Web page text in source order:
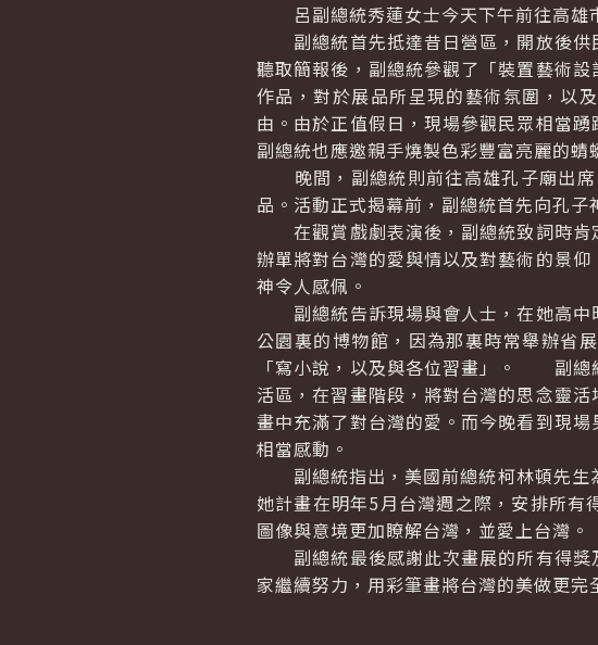
呂副總統秀蓮女士今天下午前往高雄
副總統首先抵達昔日營區，開放後供
聽取簡報後，副總統參觀了「裝置藝術
作品，對於展品所呈現的藝術氛圍，以
由。由於正值假日，現場參觀民眾相當
副總統也應邀親手燒製色彩豐富亮麗的蜻
晚間，副總統則前往高雄孔子廟出席
品。活動正式揭幕前，副總統首先向孔
在觀賞戲劇表演後，副總統致詞時肯
辦單將對台灣的愛與情以及對藝術的景
神令人感佩。
副總統告訴現場與會人士，在她高中
公園裏的博物館，因為那裏時常舉辦省
「寫小說，以及與各位習畫」。 副總
活區，在習畫階段，將對台灣的思念靈
畫中充滿了對台灣的愛。而今晚看到現
相當感動。
副總統指出，美國前總統柯林頓先生
她計畫在明年5月台灣週之際，安排所
圖像與意境更加瞭解台灣，並愛上台灣。
副總統最後感謝此次畫展的所有得獎
家繼續努力，用彩筆畫將台灣的美做更完